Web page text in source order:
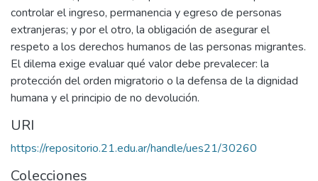
controlar el ingreso, permanencia y egreso de personas
extranjeras; y por el otro, la obligación de asegurar el
respeto a los derechos humanos de las personas migrantes.
El dilema exige evaluar qué valor debe prevalecer: la
protección del orden migratorio o la defensa de la dignidad
humana y el principio de no devolución.
URI
https://repositorio.21.edu.ar/handle/ues21/30260
Colecciones